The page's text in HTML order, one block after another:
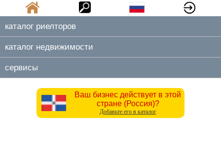
каталог риелторов
каталог недвижимости
сервисы
Ваш бизнес действует в этой
стране (Россия)?
Добавьте его в каталог